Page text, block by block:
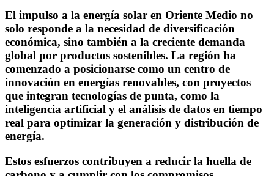
El impulso a la energía solar en Oriente Medio no
solo responde a la necesidad de diversificación
económica, sino también a la creciente demanda
global por productos sostenibles. La región ha
comenzado a posicionarse como un centro de
innovación en energías renovables, con proyectos
que integran tecnologías de punta, como la
inteligencia artificial y el análisis de datos en tiempo
real para optimizar la generación y distribución de
energía.
Estos esfuerzos contribuyen a reducir la huella de